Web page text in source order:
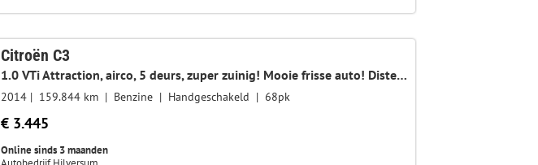
Citroën C3
1.0 VTi Attraction, airco, 5 deurs, zuper zuinig! Mooie frisse auto! Disteributie vervangen bij levering
2014 159.844 km Benzine Handgeschakeld 68pk
€ 3.445
Online sinds 3 maanden